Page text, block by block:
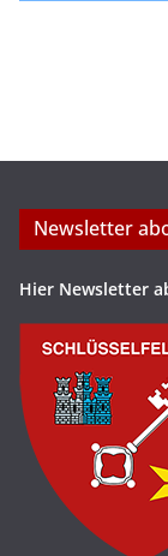
Newsletter
Hier Newsletter